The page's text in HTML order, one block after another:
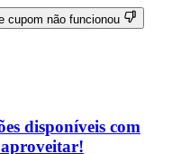
cupom não funcionou
disponíveis com